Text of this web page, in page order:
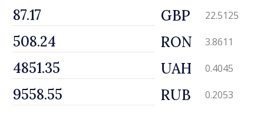
GBP 22.5125
RON 3.8611
UAH 0.4045
RUB 0.2053